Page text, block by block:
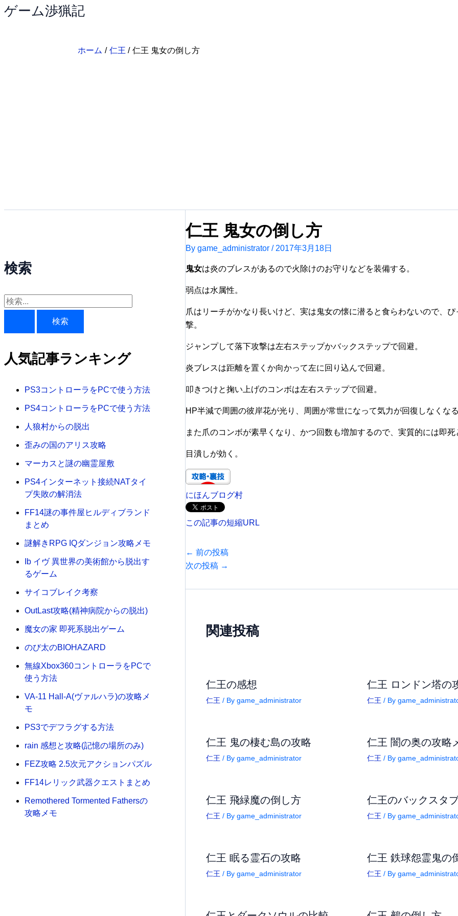
内
ゲーム渉猟記
ホーム 仁王 仁王 鬼女の倒し方
検索
検
対
象
:人気記事ランキング
PS3コントローラをPCで使う方法
PS4コントローラをPCで使う方法
人狼村からの脱出
歪みの国のアリス攻略
マーカスと謎の幽霊屋敷
PS4インターネット接続NATタイ
プ失敗の解消法
FF14謎の事件屋ヒルディブランド
まとめ
謎解きRPG IQダンジョン攻略メモ
Ib イヴ 異世界の美術館から脱出す
るゲーム
サイコブレイク考察
OutLast攻略(精神病院からの脱出)
魔女の家 即死系脱出ゲーム
のび太のBIOHAZARD
無線Xbox360コントローラをPCで
使う方法
VA-11 Hall-A(ヴァルハラ)の攻略メ
モ
PS3でデフラグする方法
rain 感想と攻略(記憶の場所のみ)
FEZ攻略 2.5次元アクションパズル
FF14レリック武器クエストまとめ
Remothered Tormented Fathersの
攻略メモ
仁王 鬼女の倒し方
By game_administrator / 2017年3月18日
鬼女は炎のブレスがあるので火除けのお守りなどを装備する。
弱点は水属性。
爪はリーチがかなり長いけど、実は鬼女の懐に潜ると食らわないので、
撃。
ジャンプして落下攻撃は左右ステップかバックステップで回避。
炎ブレスは距離を置くか向かって左に回り込んで回避。
叩きつけと掬い上げのコンボは左右ステップで回避。
HP半減で周囲の彼岸花が光り、周囲が常世になって気力が回復しなくな
また爪のコンボが素早くなり、かつ回数も増加するので、実質的には即死
目潰しが効く。
にほんブログ村
この記事の短縮URL
← 前の投稿
次の投稿 →
関連投稿
仁王の感想
仁王 / By game_administrator
仁王 ロンドン塔の
仁王 / By
仁王 鬼の棲む島の攻略
仁王 / By game_administrator
仁王 闇の奥の攻略
仁王 / By
仁王 飛緑魔の倒し方
仁王 / By game_administrator
仁王のバックスタ
仁王 / By
仁王 眠る霊石の攻略
仁王 / By game_administrator
仁王 鉄球怨霊鬼の
仁王 / By